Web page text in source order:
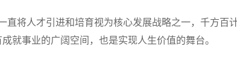
将人才引进和培育视为核心发展战略之一，千方百
就事业的广阔空间，也是实现人生价值的舞台。